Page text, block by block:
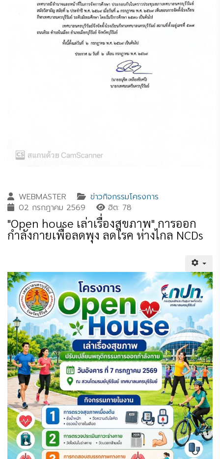
WEBMASTER
ข่าวกิจกรรมโครงการ
02 กรกฎาคม 2569
ฮิต: 78
"Open house เล่าเรื่องสุขภาพ" การออก
กำลังกายเพื่อลดพุง ลดโรค ห่างไกล NCDs